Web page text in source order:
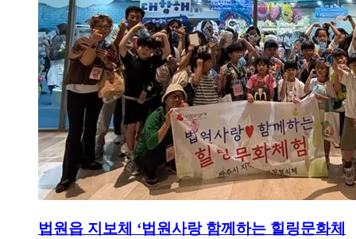
법원읍 지보체 ‘법원사랑 함께하는 힐링문화체